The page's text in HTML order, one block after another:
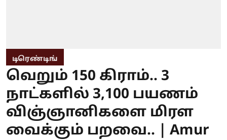
டிரெண்டிங்
வெறும் 150 கிராம்.. 3
நாட்களில் 3,100 பயணம்
விஞ்ஞானிகளை மிரள
வைக்கும் பறவை.. | Amur